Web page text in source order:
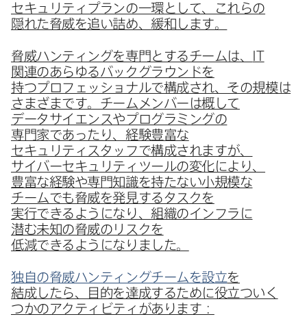
セキュリティプランの​一環と​して、​これらの​
隠れた​脅威を​追い​詰め、​緩和します。
脅威ハンティングを​専門と​する​チームは、
IT
関連の​あらゆる​バック​グラウンドを​
持つプロフェッショナルで​構成され、​その​規模は​
さまざまです。​チームメンバーは​概して​
データサイエンスや​プログラミングの​
専門家であったり、​経験豊富な​
セキュリティスタッフで​構成されますが、​
サイバーセキュリティツールの​変化に​より、​
豊富な​経験や​専門知識を​持たない​小規模な​
チームでも​脅威を​発見する​タスクを​
実行できるようになり、​組織の​インフラに​
潜む未知の​脅威の​リスクを​
低減できるようになりました。
独自の​脅威ハンティングチームを​設立を​
結成したら、​目的を​達成する​ために​役立ついく​
つかの​アクティビティが​あります：